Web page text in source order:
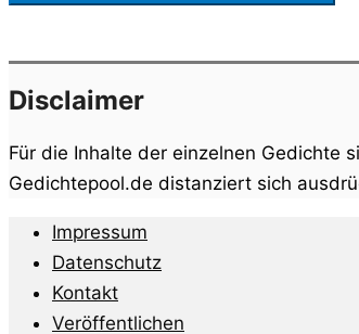
Disclaimer
Für die Inhalte der einzelnen Gedichte
Gedichtepool.de distanziert sich
Impressum
Datenschutz
Kontakt
Veröffentlichen